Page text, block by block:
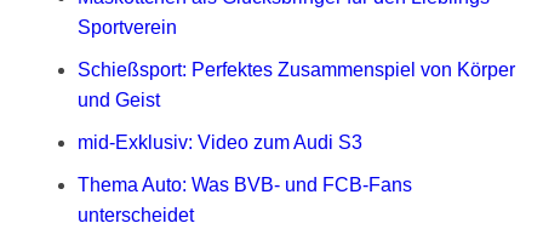
Sportverein
Schießsport: Perfektes Zusammenspiel von Körper
und Geist
mid-Exklusiv: Video zum Audi S3
Thema Auto: Was BVB- und FCB-Fans
unterscheidet